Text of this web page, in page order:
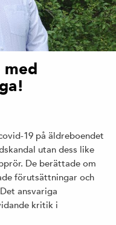
med
19 på äldreboendet
utan dess like
De berättade om
förutsättningar och
ansvariga
kritik i